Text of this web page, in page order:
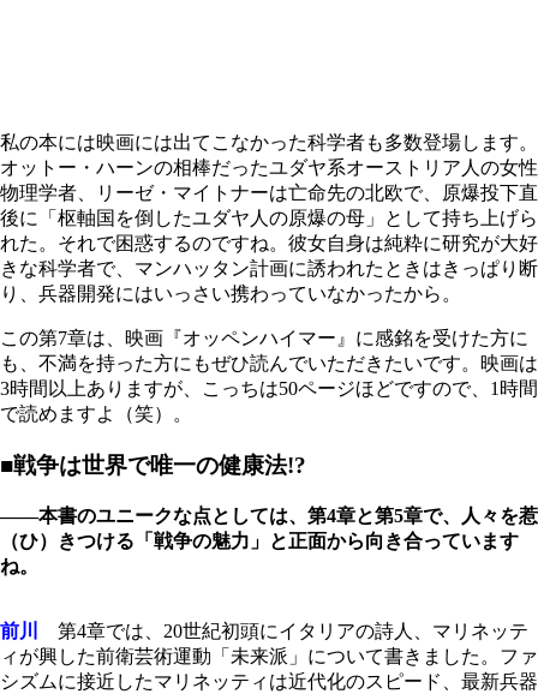
私の本には映画には出てこなかった科学者も多数登場します。
オットー・ハーンの相棒だったユダヤ系オーストリア人の女性
物理学者、リーゼ・マイトナーは亡命先の北欧で、原爆投下直
後に「枢軸国を倒したユダヤ人の原爆の母」として持ち上げら
れた。それで困惑するのですね。彼女自身は純粋に研究が大好
きな科学者で、マンハッタン計画に誘われたときはきっぱり断
り、兵器開発にはいっさい携わっていなかったから。
この第7章は、映画『オッペンハイマー』に感銘を受けた方に
も、不満を持った方にもぜひ読んでいただきたいです。映画は
3時間以上ありますが、こっちは50ページほどですので、1時間
で読めますよ（笑）。
■戦争は世界で唯一の健康法!?
――本書のユニークな点としては、第4章と第5章で、人々を惹
（ひ）きつける「戦争の魅力」と正面から向き合っています
ね。
前川
第4章では、20世紀初頭にイタリアの詩人、マリネッテ
ィが興した前衛芸術運動「未来派」について書きました。ファ
シズムに接近したマリネッティは近代化のスピード、最新兵器